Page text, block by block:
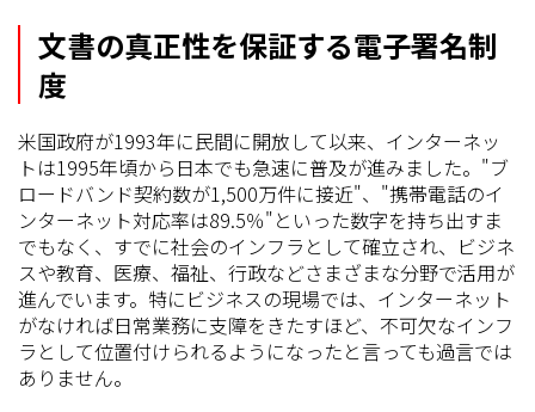
文書の真正性を保証する電子署名制
度
米国政府が1993年に民間に開放して以来、インターネッ
トは1995年頃から日本でも急速に普及が進みました。"ブ
ロードバンド契約数が1,500万件に接近"、"携帯電話のイ
ンターネット対応率は89.5％"といった数字を持ち出すま
でもなく、すでに社会のインフラとして確立され、ビジネ
スや教育、医療、福祉、行政などさまざまな分野で活用が
進んでいます。特にビジネスの現場では、インターネット
がなければ日常業務に支障をきたすほど、不可欠なインフ
ラとして位置付けられるようになったと言っても過言では
ありません。